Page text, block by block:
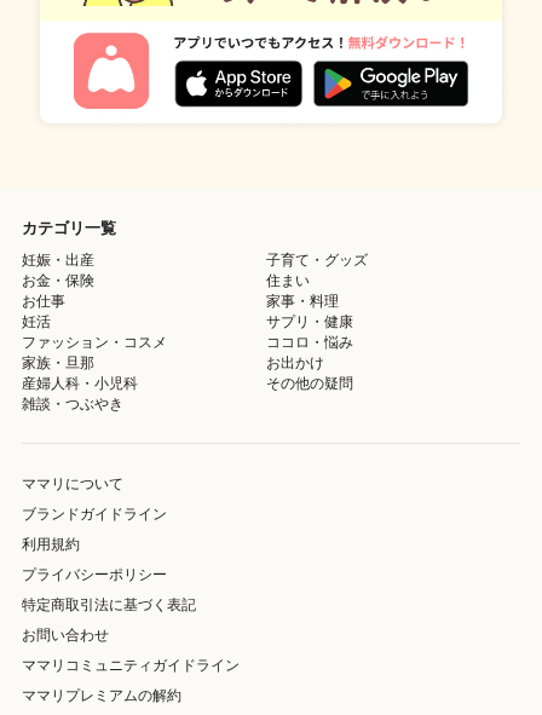
カテゴリ一覧
妊娠・出産
子育て・グッズ
お金・保険
住まい
お仕事
家事・料理
妊活
サプリ・健康
ファッション・コスメ
ココロ・悩み
家族・旦那
お出かけ
産婦人科・小児科
その他の疑問
雑談・つぶやき
ママリについて
ブランドガイドライン
利用規約
プライバシーポリシー
特定商取引法に基づく表記
お問い合わせ
ママリコミュニティガイドライン
ママリプレミアムの解約